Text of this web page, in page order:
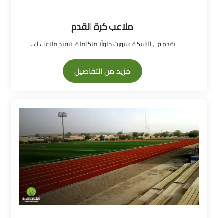
ملاعب كرة القدم
نقدم في الشبكة سبورت حلولًا متكاملة لتنفيذ ملاعب ك...
مزيد من التفاصيل